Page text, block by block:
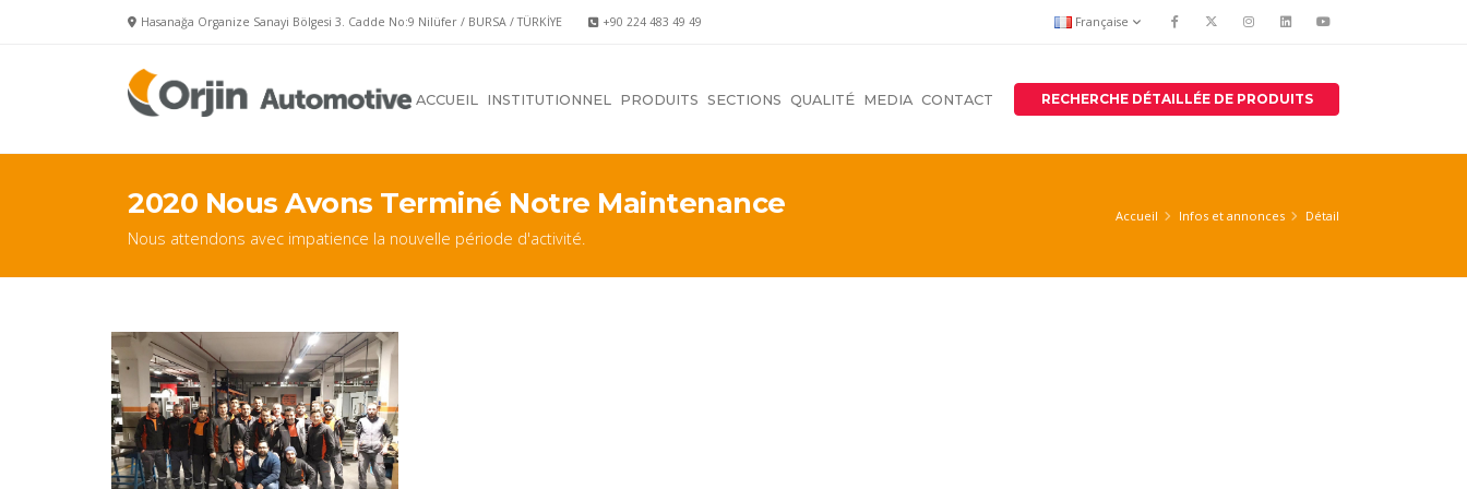
Hasanağa Organize Sanayi Bölgesi 3. Cadde No:9 Nilüfer / BURSA / TÜRKİYE +90 224 483 49 49 Française
ACCUEIL INSTITUTIONNEL PRODUITS SECTIONS QUALITÉ MEDIA CONTACT RECHERCHE DÉTAILLÉE DE PRODUITS
2020 Nous Avons Terminé Notre Maintenance
Nous attendons avec impatience la nouvelle période d'activité.
Accueil Infos et annonces Détail